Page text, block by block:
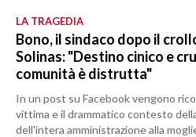
LA TRAGEDIA
Bono, il sindaco dopo il
Solinas: "Destino cinico e
comunità è distrutta"
In un post su Facebook vengono
vittima e il drammatico contesto
dell'intera amministrazione alla